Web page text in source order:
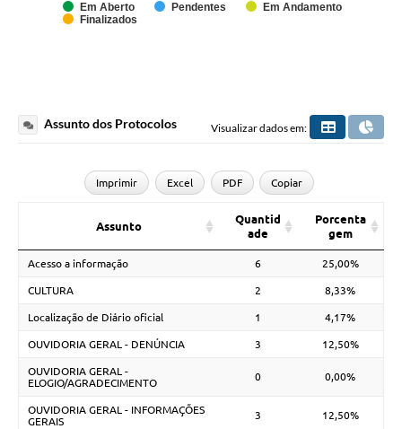
Em Aberto Pendentes
Em Andamento
Finalizados
Assunto dos Protocolos Visualizar dados em:
Imprimir Excel PDF Copiar
Assunto
Quantid
ade
Porcenta
gem
Acesso a informação 6 25,00%
CULTURA 2 8,33%
Localização de Diário oficial 1 4,17%
OUVIDORIA GERAL - DENÚNCIA 3 12,50%
OUVIDORIA GERAL -
ELOGIO/AGRADECIMENTO
0 0,00%
OUVIDORIA GERAL - INFORMAÇÕES
GERAIS
3 12,50%